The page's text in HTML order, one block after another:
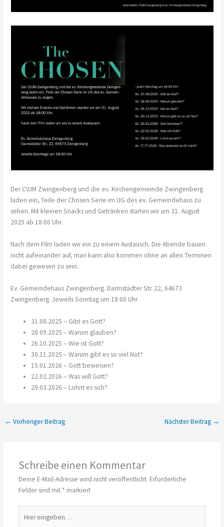
Der CVJM Zwingenberg und die ev. Kirchengemeinde Zwingenberg
laden ein, Teile der Chosen Serie im UG des ev. Gemeindehaus zu
sehen. Mit kleinen Snacks und Getränken starten wir am 31. August
2025 ab 18:00 Uhr.
Nach dem Film laden wir ein zu einem Austausch. Die Abende bauen
nicht aufeinander auf, man kann also kommen ohne an allen Terminen
dabei gewesen zu sein.
Ev. Gemeindehaus Zwingenberg. Darmstädter Str. 22, 64673
Zwingenberg. Jeweils Sonntag um 18:00 Uhr
31.08.2025 – Gibt es Gott?
28.09.2025 – Warum glauben?
26.10.2025 – Wie ist Gott?
30.11.2025 – Warum gibt es so viel Not?
15.01.2026 – Gott beweisen?
22.02.2026 – Was will Gott?
29.03.2026 – Lohnt es sich?
← Vorheriger Beitrag Nächster Beitrag →
Schreibe einen Kommentar
Deine E-Mail-Adresse wird nicht veröffentlicht. Erforderliche
Felder sind mit * markiert
eingeben…